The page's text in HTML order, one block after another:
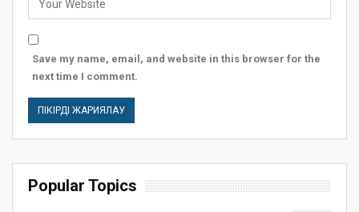
Save my name, email, and website in this browser for the
next time I comment.
Popular Topics